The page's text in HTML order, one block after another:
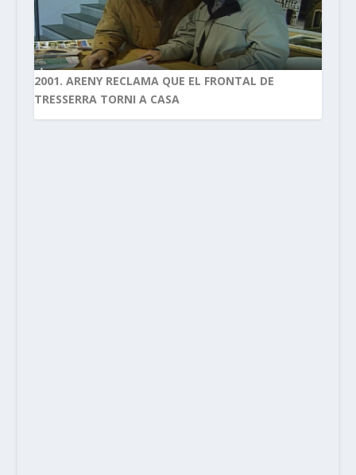
2001. ARENY RECLAMA QUE EL FRONTAL DE
TRESSERRA TORNI A CASA